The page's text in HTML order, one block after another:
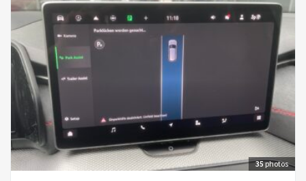
35photos